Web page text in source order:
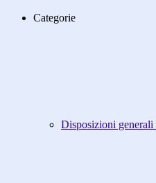
Categorie
Disposizioni generali